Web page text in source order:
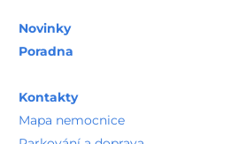
Pokladna
Ceníky
Budu hospitalizován
Návštěvní hodiny